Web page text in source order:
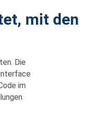
mit den
Die
im